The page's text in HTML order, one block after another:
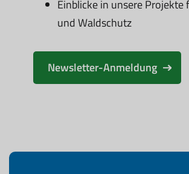
Einblicke in unsere Projekte
und Waldschutz
Newsletter-Anmeldung